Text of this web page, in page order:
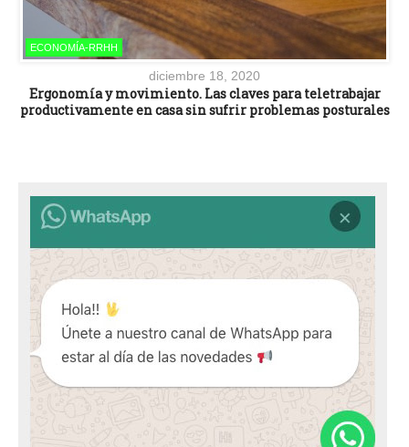
ECONOMÍA-RRHH
diciembre 18, 2020
Ergonomía y movimiento. Las claves para teletrabajar
productivamente en casa sin sufrir problemas posturales